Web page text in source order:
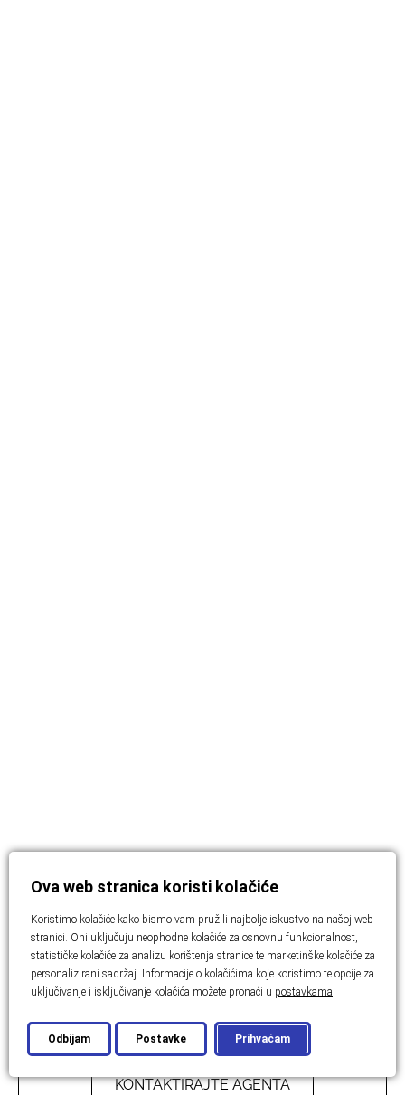
Cijena: Na upit
KONTAKTIRAJTE AGENTA
Ova web stranica koristi kolačiće
Koristimo kolačiće kako bismo vam pružili najbolje iskustvo na našoj web
stranici. Oni uključuju neophodne kolačiće za osnovnu funkcionalnost,
statističke kolačiće za analizu korištenja stranice te marketinške kolačiće za
personalizirani sadržaj. Informacije o kolačićima koje koristimo te opcije za
uključivanje i isključivanje kolačića možete pronaći u postavkama.
Prihvaćam
Odbijam Postavke